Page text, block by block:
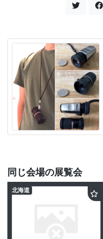
同じ会場の展覧会
北海道